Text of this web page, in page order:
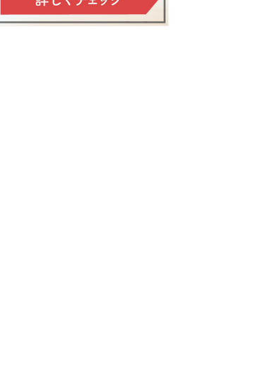
ーズ71 選
への正規入学方法
かった裏パリの実態